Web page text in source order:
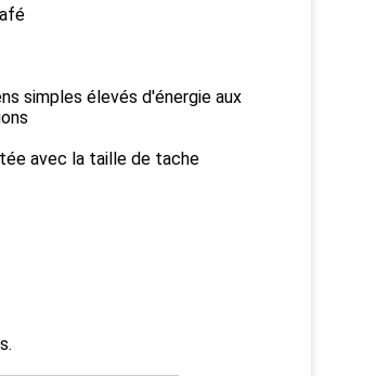
simples élevés d'énergie aux
avec la taille de tache